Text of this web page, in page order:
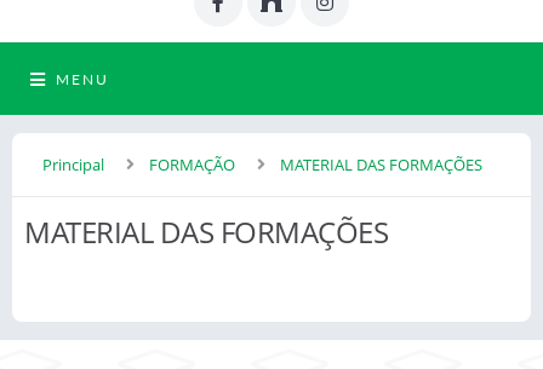
MENU
Principal FORMAÇÃO MATERIAL DAS FORMAÇÕES
MATERIAL DAS FORMAÇÕES